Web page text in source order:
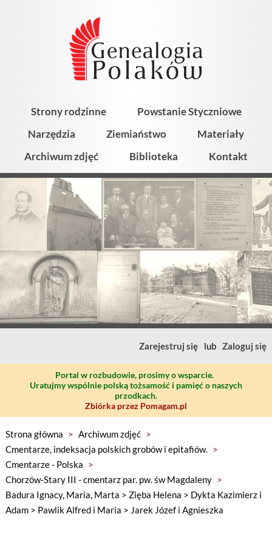
Strony rodzinne
Powstanie Styczniowe
Narzędzia
Ziemiaństwo
Materiały
Archiwum zdjęć
Biblioteka Kontakt
Zarejestruj się lub Zaloguj się
Portal w rozbudowie, prosimy o wsparcie.
Uratujmy wspólnie polską tożsamość i pamięć o naszych
przodkach.
Zbiórka przez Pomagam.pl
Strona główna > Archiwum zdjęć >
Cmentarze, indeksacja polskich grobów i epitafiów. >
Cmentarze - Polska >
Chorzów-Stary III - cmentarz par. pw. św Magdaleny >
Badura Ignacy, Maria, Marta > Zięba Helena > Dykta Kazimierz i
Adam > Pawlik Alfred i Maria > Jarek Józef i Agnieszka